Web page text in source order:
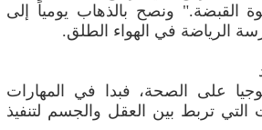
القبضة." ونصح بالذهاب يومياً إلى
الرياضة في الهواء الطلق.
على الصحة، فبدا في المهارات
التي تربط بين العقل والجسم لتنفيذ